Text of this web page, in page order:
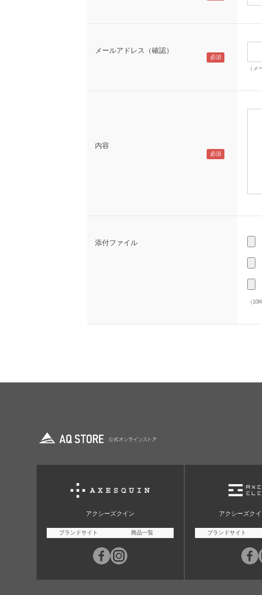
メールアドレス（確認）
（
内容
添付ファイル
（
アクシーズクイン
ブランドサイト 商品一覧
アクシーズク
ブランドサイト